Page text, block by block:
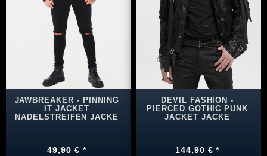
JAWBREAKER - PINNING
IT JACKET
NADELSTREIFEN JACKE
49,90 € *
DEVIL FASHION -
PIERCED GOTHIC PUNK
JACKET JACKE
144,90 € *